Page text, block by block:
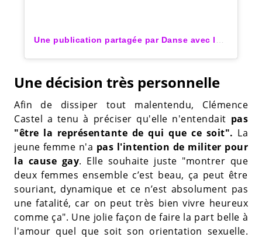
Une décision très personnelle
Afin de dissiper tout malentendu, Clémence
Castel a tenu à préciser qu'elle n'entendait pas
"être la représentante de qui que ce soit". La
jeune femme n'a pas l'intention de militer pour
la cause gay. Elle souhaite juste "montrer que
deux femmes ensemble c’est beau, ça peut être
souriant, dynamique et ce n’est absolument pas
une fatalité, car on peut très bien vivre heureux
comme ça". Une jolie façon de faire la part belle à
l'amour quel que soit son orientation sexuelle.